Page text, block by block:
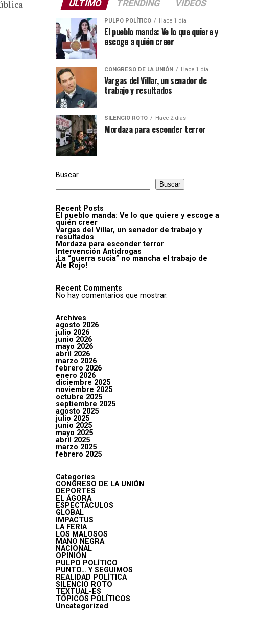
ÚLTIMO TRENDING VIDEOS
PULPO POLÍTICO Hace 1 día
El pueblo manda: Ve lo que quiere y
escoge a quién creer
CONGRESO DE LA UNIÓN Hace 1 día
Vargas del Villar, un senador de
trabajo y resultados
SILENCIO ROTO Hace 2 días
Mordaza para esconder terror
Buscar
Buscar
Recent Posts
El pueblo manda: Ve lo que quiere y escoge a
quién creer
Vargas del Villar, un senador de trabajo y
resultados
Mordaza para esconder terror
Intervención Antidrogas
¡La “guerra sucia” no mancha el trabajo de
Ale Rojo!
Recent Comments
No hay comentarios que mostrar.
Archives
agosto 2026
julio 2026
junio 2026
mayo 2026
abril 2026
marzo 2026
febrero 2026
enero 2026
diciembre 2025
noviembre 2025
octubre 2025
septiembre 2025
agosto 2025
julio 2025
junio 2025
mayo 2025
abril 2025
marzo 2025
febrero 2025
Categories
CONGRESO DE LA UNIÓN
DEPORTES
EL ÁGORA
ESPECTÁCULOS
GLOBAL
IMPACTUS
LA FERIA
LOS MALOSOS
MANO NEGRA
NACIONAL
OPINIÓN
PULPO POLÍTICO
PUNTO… Y SEGUIMOS
REALIDAD POLÍTICA
SILENCIO ROTO
TEXTUAL-ES
TÓPICOS POLÍTICOS
Uncategorized